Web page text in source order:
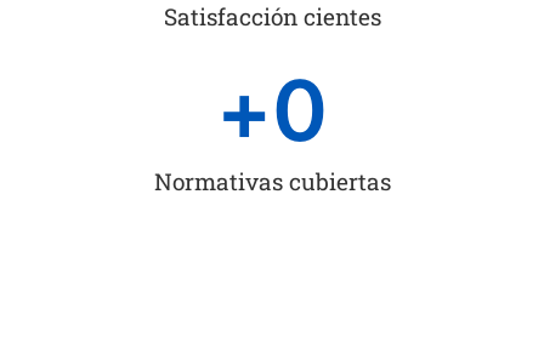
Satisfacción cientes
Normativas cubiertas
+0